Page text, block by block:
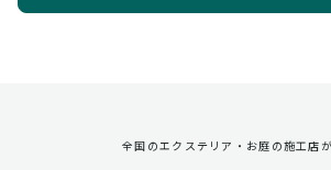
全国のエクステリア・お庭の施工店